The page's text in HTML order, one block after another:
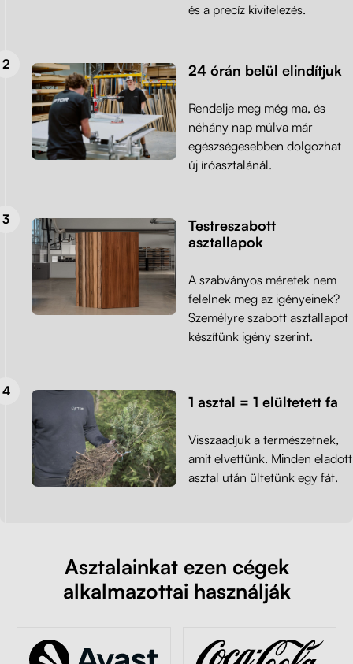
és a precíz kivitelezés.
24 órán belül elindítjuk
Rendelje meg még ma, és
néhány nap múlva már
egészségesebben dolgozhat
új íróasztalánál.
Testreszabott
asztallapok
A szabványos méretek nem
felelnek meg az igényeinek?
Személyre szabott asztallapot
készítünk igény szerint.
1 asztal = 1 elültetett fa
Visszaadjuk a természetnek,
amit elvettünk. Minden eladott
asztal után ültetünk egy fát.
Asztalainkat ezen cégek
alkalmazottai használják